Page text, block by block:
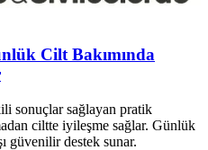
Cilt Bakımında
sonuçlar sağlayan pratik
ciltte iyileşme sağlar. Günlük
güvenilir destek sunar.